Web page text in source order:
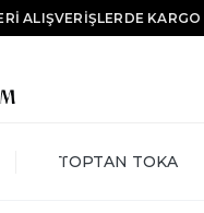
ALIŞVERİŞLERDE
TOPTAN TOKA